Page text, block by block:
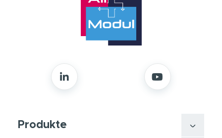
Produkte